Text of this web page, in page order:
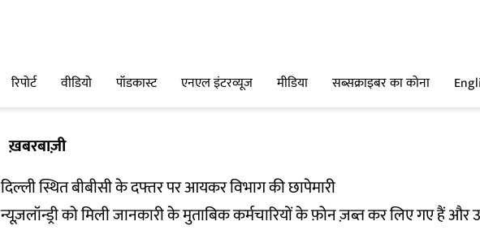
रिपोर्ट वीडियो पॉडकास्ट एनएल इंटरव्यूज मीडिया सब्सक्राइबर का कोना
ख़बरबाज़ी
दिल्ली स्थित बीबीसी के दफ्तर पर आयकर विभाग की छापेमारी
न्यूज़लॉन्ड्री को मिली जानकारी के मुताबिक कर्मचारियों के फ़ोन ज़ब्त कर लिए गए हैं और